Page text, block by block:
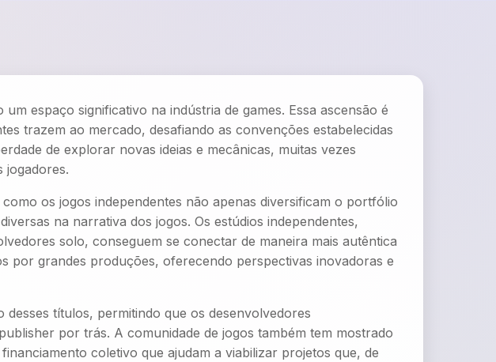
espaço significativo na indústria de games. Essa ascensão é
trazem ao mercado, desafiando as convenções estabelecidas
de explorar novas ideias e mecânicas, muitas vezes
jogadores.
os jogos independentes não apenas diversificam o portfólio
na narrativa dos jogos. Os estúdios independentes,
solo, conseguem se conectar de maneira mais autêntica
por grandes produções, oferecendo perspectivas inovadoras e
títulos, permitindo que os desenvolvedores
por trás. A comunidade de jogos também tem mostrado
coletivo que ajudam a viabilizar projetos que, de